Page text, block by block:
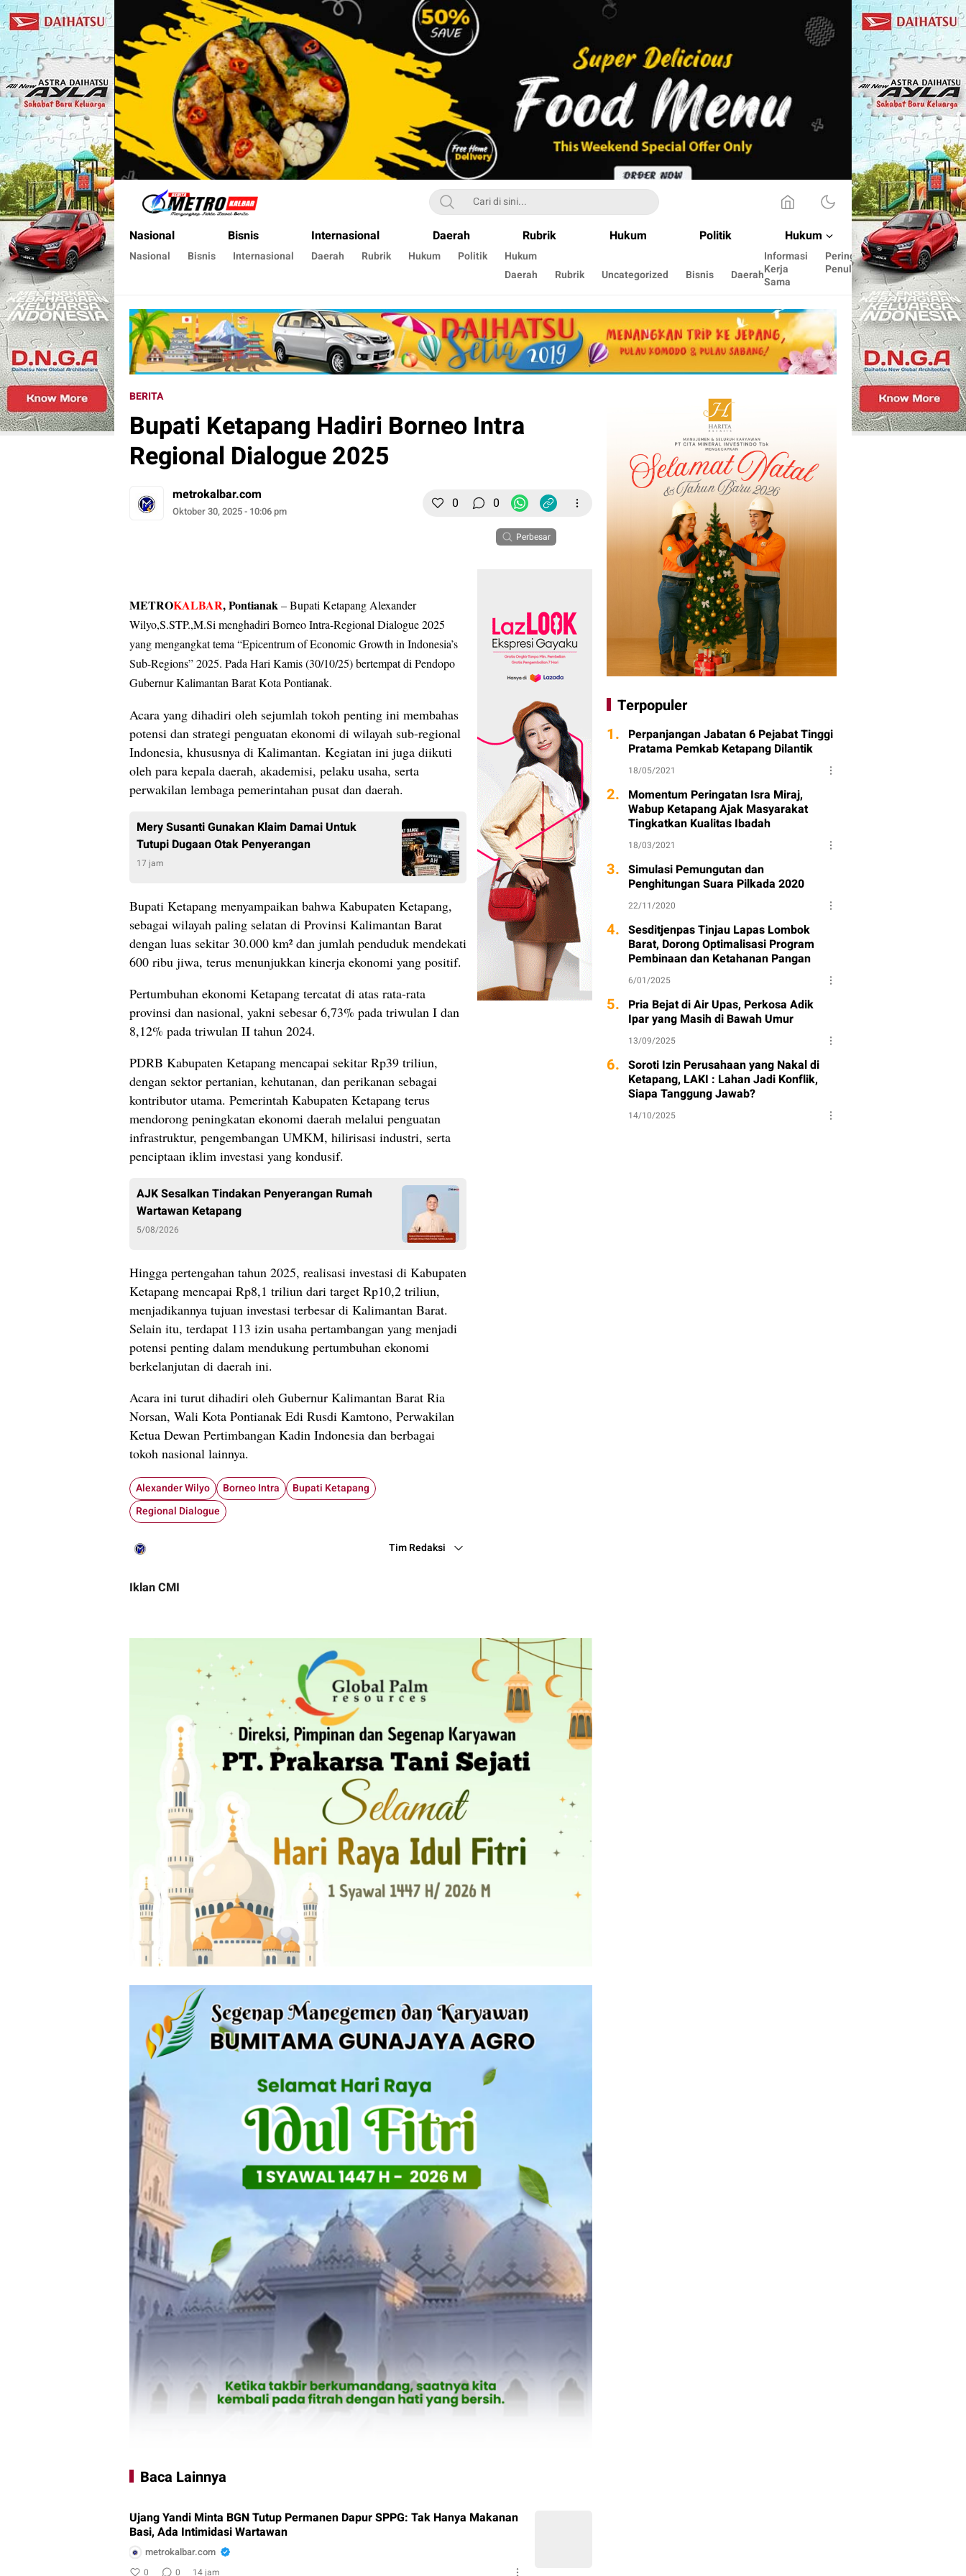
Metro Kalbar
Inspirasi Untuk Negeri
Nasional Bisnis Internasional Daerah Rubrik Hukum Politik Hukum
Nasional Bisnis Internasional Daerah Rubrik Hukum Politik
Hukum
Daerah
Rubrik Uncategorized Bisnis Daerah
Informasi
Kerja
Sama
Peringkat
Penulis
Cara
menulis
disini
BERITA
Bupati Ketapang Hadiri Borneo Intra
Regional Dialogue 2025
metrokalbar.com
Oktober 30, 2025 - 10:06 pm 0 0
Perbesar
METROKALBAR, Pontianak– Bupati Ketapang Alexander
Wilyo,S.STP.,M.Si menghadiri Borneo Intra-Regional Dialogue 2025
yang mengangkat tema “Epicentrum of Economic Growth in Indonesia’s
Sub-Regions” 2025. Pada Hari Kamis (30/10/25) bertempat di Pendopo
Gubernur Kalimantan Barat Kota Pontianak.
Acara yang dihadiri oleh sejumlah tokoh penting ini membahas
potensi dan strategi penguatan ekonomi di wilayah sub-regional
Indonesia, khususnya di Kalimantan. Kegiatan ini juga diikuti
oleh para kepala daerah, akademisi, pelaku usaha, serta
perwakilan lembaga pemerintahan pusat dan daerah.
Mery Susanti Gunakan Klaim Damai Untuk
Tutupi Dugaan Otak Penyerangan
17 jam
Bupati Ketapang menyampaikan bahwa Kabupaten Ketapang,
sebagai wilayah paling selatan di Provinsi Kalimantan Barat
dengan luas sekitar 30.000 km² dan jumlah penduduk mendekati
600 ribu jiwa, terus menunjukkan kinerja ekonomi yang positif.
Pertumbuhan ekonomi Ketapang tercatat di atas rata-rata
provinsi dan nasional, yakni sebesar 6,73% pada triwulan I dan
8,12% pada triwulan II tahun 2024.
PDRB Kabupaten Ketapang mencapai sekitar Rp39 triliun,
dengan sektor pertanian, kehutanan, dan perikanan sebagai
kontributor utama. Pemerintah Kabupaten Ketapang terus
mendorong peningkatan ekonomi daerah melalui penguatan
infrastruktur, pengembangan UMKM, hilirisasi industri, serta
penciptaan iklim investasi yang kondusif.
AJK Sesalkan Tindakan Penyerangan Rumah
Wartawan Ketapang
5/08/2026
Hingga pertengahan tahun 2025, realisasi investasi di Kabupaten
Ketapang mencapai Rp8,1 triliun dari target Rp10,2 triliun,
menjadikannya tujuan investasi terbesar di Kalimantan Barat.
Selain itu, terdapat 113 izin usaha pertambangan yang menjadi
potensi penting dalam mendukung pertumbuhan ekonomi
berkelanjutan di daerah ini.
Acara ini turut dihadiri oleh Gubernur Kalimantan Barat Ria
Norsan, Wali Kota Pontianak Edi Rusdi Kamtono, Perwakilan
Ketua Dewan Pertimbangan Kadin Indonesia dan berbagai
tokoh nasional lainnya.
Alexander Wilyo Borneo Intra
Bupati Ketapang
Regional Dialogue
Tim Redaksi
Iklan CMI
Baca Lainnya
Ujang Yandi Minta BGN Tutup Permanen Dapur SPPG: Tak Hanya Makanan
Basi, Ada Intimidasi Wartawan
metrokalbar.com
0 0 14 jam
Terpopuler
1. Perpanjangan Jabatan 6 Pejabat Tinggi
Pratama Pemkab Ketapang Dilantik
18/05/2021
2. Momentum Peringatan Isra Miraj,
Wabup Ketapang Ajak Masyarakat
Tingkatkan Kualitas Ibadah
18/03/2021
3. Simulasi Pemungutan dan
Penghitungan Suara Pilkada 2020
22/11/2020
4. Sesditjenpas Tinjau Lapas Lombok
Barat, Dorong Optimalisasi Program
Pembinaan dan Ketahanan Pangan
6/01/2025
5. Pria Bejat di Air Upas, Perkosa Adik
Ipar yang Masih di Bawah Umur
13/09/2025
6. Soroti Izin Perusahaan yang Nakal di
Ketapang, LAKI : Lahan Jadi Konflik,
Siapa Tanggung Jawab?
14/10/2025